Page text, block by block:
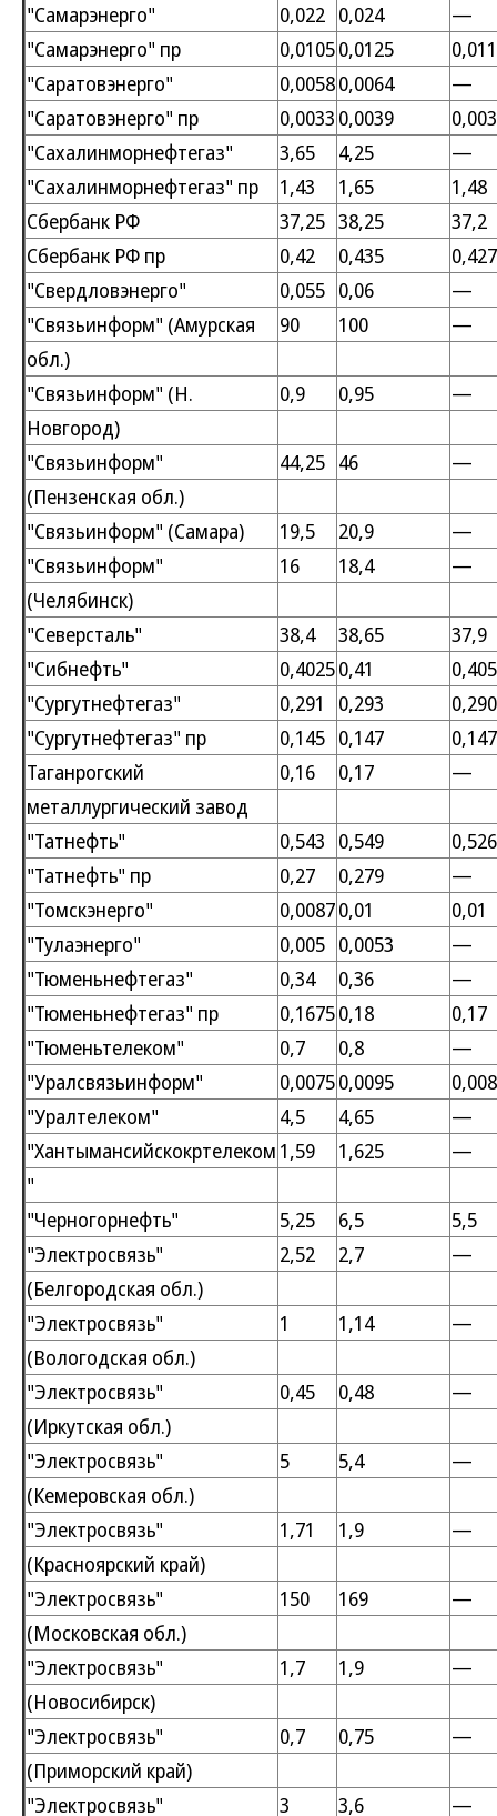
"Самарэнерго"
0,022 0,024
—
"Самарэнерго" пр
0,01050,0125
0,011
"Саратовэнерго"
0,00580,0064
—
"Саратовэнерго" пр
0,0033 0,0039
"Сахалинморнефтегаз"
3,65 4,25
—
"Сахалинморнефтегаз" пр
1,43 1,65
1,48
Сбербанк РФ
37,25 38,25
37,2
Сбербанк РФ пр
0,42 0,435
"Свердловэнерго"
0,055 0,06
—
"Связьинформ" (Амурская
90 100
—
обл.)
"Связьинформ" (Н.
0,9 0,95
—
Новгород)
"Связьинформ"
44,25 46
—
(Пензенская обл.)
"Связьинформ" (Самара)
19,5 20,9
—
"Связьинформ"
16 18,4
—
(Челябинск)
"Северсталь"
38,4 38,65
37,9
"Сибнефть"
0,40250,41
"Сургутнефтегаз"
0,291 0,293
"Сургутнефтегаз" пр
0,145 0,147
0,147
Таганрогский
0,16 0,17
—
металлургический завод
"Татнефть"
0,543 0,549
0,526
"Татнефть" пр
0,27 0,279
—
"Томскэнерго"
0,00870,01
0,01
"Тулаэнерго"
0,005 0,0053
—
"Тюменьнефтегаз"
0,34 0,36
—
"Тюменьнефтегаз" пр
0,16750,18
0,17
"Тюменьтелеком"
0,7 0,8
—
"Уралсвязьинформ"
0,00750,0095
0,008
"Уралтелеком"
4,5 4,65
—
"Хантымансийскокртелеком 1,59 1,625
—
"
"Черногорнефть"
5,25 6,5
5,5
"Электросвязь"
2,52 2,7
—
(Белгородская обл.)
"Электросвязь"
1 1,14
—
(Вологодская обл.)
"Электросвязь"
0,45 0,48
—
(Иркутская обл.)
"Электросвязь"
5 5,4
—
(Кемеровская обл.)
"Электросвязь"
1,71 1,9
—
(Красноярский край)
"Электросвязь"
150 169
—
(Московская обл.)
"Электросвязь"
1,7 1,9
—
(Новосибирск)
"Электросвязь"
0,7 0,75
—
(Приморский край)
"Электросвязь"
3 3,6 —